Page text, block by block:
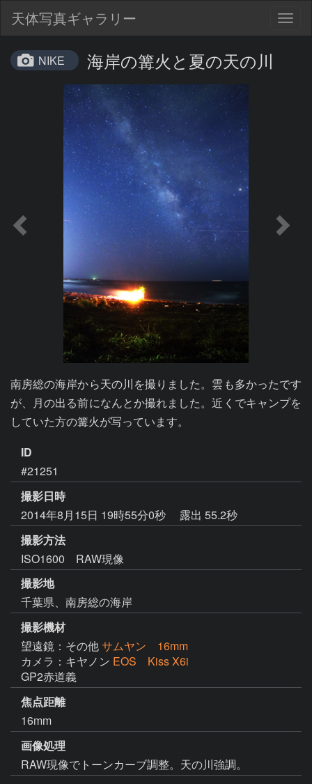
天体写真ギャラリー
NIKE 海岸の篝火と夏の天の川
南房総の海岸から天の川を撮りました。雲も多かったです
が、月の出る前になんとか撮れました。近くでキャンプを
していた方の篝火が写っています。
ID
#21251
撮影日時
2014年8月15日 19時55分0秒
露出 55.2秒
撮影方法
ISO1600 RAW現像
撮影地
千葉県、南房総の海岸
撮影機材
望遠鏡：その他サムヤン 16mm
カメラ：キヤノン EOS Kiss X6i
GP2赤道義
焦点距離
16mm
画像処理
RAW現像でトーンカーブ調整。天の川強調。